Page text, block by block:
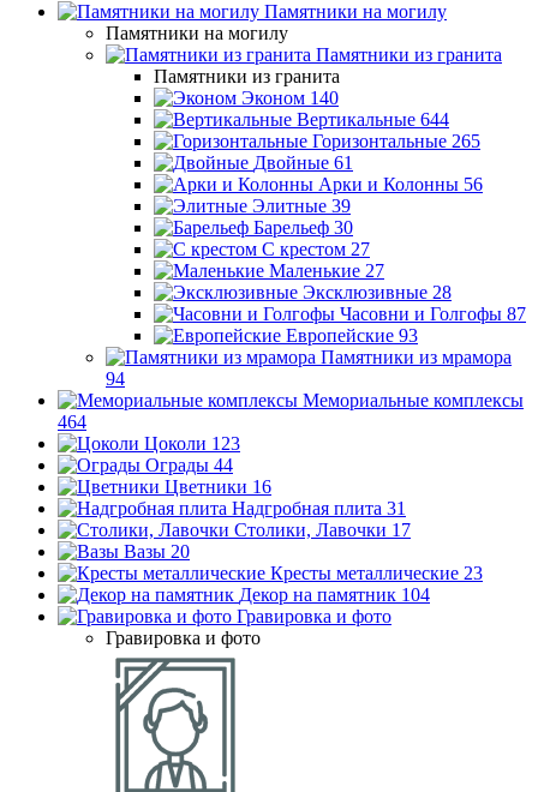
Памятники на могилу
Памятники на могилу
Памятники из гранита
Памятники из гранита
Эконом 140
Вертикальные 644
Горизонтальные 265
Двойные 61
Арки и Колонны 56
Элитные 39
Барельеф 30
С крестом 27
Маленькие 27
Эксклюзивные 28
Часовни и Голгофы 87
Европейские 93
Памятники из мрамора
94
Мемориальные комплексы
464
Цоколи 123
Ограды 44
Цветники 16
Надгробная плита 31
Столики, Лавочки 17
Вазы 20
Кресты металлические 23
Декор на памятник 104
Гравировка и фото
Гравировка и фото